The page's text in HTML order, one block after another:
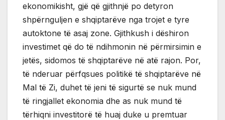
ekonomikisht, gjë që gjithnjë po detyron
shpërnguljen e shqiptarëve nga trojet e tyre
autoktone të asaj zone. Gjithkush i dëshiron
investimet që do të ndihmonin në përmirsimin e
jetës, sidomos të shqiptarëve në atë rajon. Por,
të nderuar përfqsues politikë të shqiptarëve në
Mal të Zi, duhet të jeni të sigurtë se nuk mund
të ringjallet ekonomia dhe as nuk mund të
tërhiqni investitorë të huaj duke u premtuar